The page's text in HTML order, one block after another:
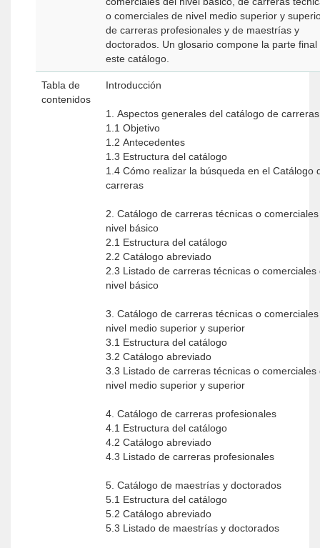
o comerciales de nivel medio superior y
de carreras profesionales y de maestrías y
doctorados. Un glosario compone la parte final
este catálogo.
Tabla de
contenidos
Introducción
1. Aspectos generales del catálogo de carreras
1.1 Objetivo
1.2 Antecedentes
1.3 Estructura del catálogo
1.4 Cómo realizar la búsqueda en el Catálogo
carreras
2. Catálogo de carreras técnicas o
nivel básico
2.1 Estructura del catálogo
2.2 Catálogo abreviado
2.3 Listado de carreras técnicas o comerciales
nivel básico
3. Catálogo de carreras técnicas o
nivel medio superior y superior
3.1 Estructura del catálogo
3.2 Catálogo abreviado
3.3 Listado de carreras técnicas o comerciales
nivel medio superior y superior
4. Catálogo de carreras profesionales
4.1 Estructura del catálogo
4.2 Catálogo abreviado
4.3 Listado de carreras profesionales
5. Catálogo de maestrías y doctorados
5.1 Estructura del catálogo
5.2 Catálogo abreviado
5.3 Listado de maestrías y doctorados